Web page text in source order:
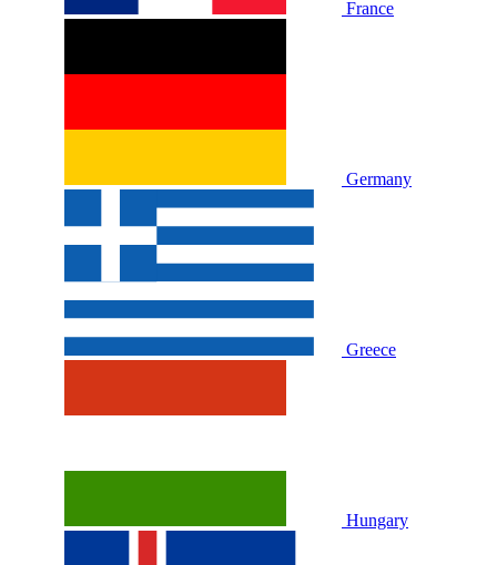
France
Germany
Greece
Hungary